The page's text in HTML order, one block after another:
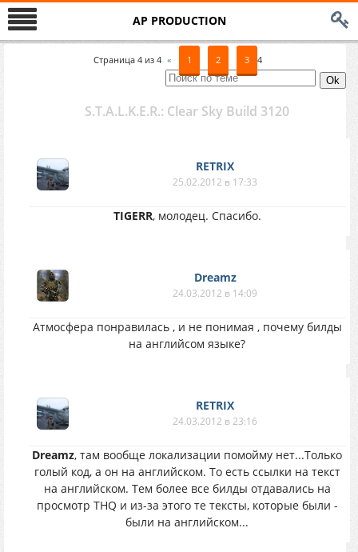
AP PRODUCTION
Страница 4 из 4 « 1 2 3 4
S.T.A.L.K.E.R.: Clear Sky Build 3120
RETRIX
25.02.2012 в 17:33
TIGERR, молодец. Спасибо.
Dreamz
24.03.2012 в 14:09
Атмосфера понравилась , и не понимая , почему билды
на английсом языке?
RETRIX
24.03.2012 в 23:16
Dreamz, там вообще локализации помойму нет...Только
голый код, а он на английском. То есть ссылки на текст
на английском. Тем более все билды отдавались на
просмотр THQ и из-за этого те тексты, которые были -
были на английском...